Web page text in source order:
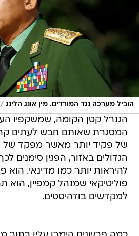
הוביל מערכה נגד המורדים. מין אונג הלינג /
הגנרל קטן הקומה, שמשקפיו
המסגרת שאותם חבש לעתים
של פקיד יותר מאשר מפקד
הגדולים באזור, הפגין סימנים
להיראות יותר כמו מדינאי. הוא
פוליטיקאי שמנהל קמפיין, הוא
למקדשים בודהיסטים.